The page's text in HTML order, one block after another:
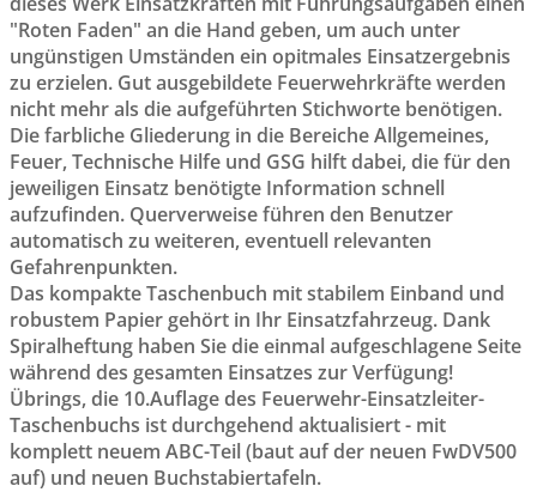
"Roten Faden" an die Hand geben, um auch unter
ungünstigen Umständen ein opitmales Einsatzergebnis
zu erzielen. Gut ausgebildete Feuerwehrkräfte werden
nicht mehr als die aufgeführten Stichworte benötigen.
Die farbliche Gliederung in die Bereiche Allgemeines,
Feuer, Technische Hilfe und GSG hilft dabei, die für den
jeweiligen Einsatz benötigte Information schnell
aufzufinden. Querverweise führen den Benutzer
automatisch zu weiteren, eventuell relevanten
Gefahrenpunkten.
Das kompakte Taschenbuch mit stabilem Einband und
robustem Papier gehört in Ihr Einsatzfahrzeug. Dank
Spiralheftung haben Sie die einmal aufgeschlagene Seite
während des gesamten Einsatzes zur Verfügung!
Übrings, die 10.Auflage des Feuerwehr-Einsatzleiter-
Taschenbuchs ist durchgehend aktualisiert - mit
komplett neuem ABC-Teil (baut auf der neuen FwDV500
auf) und neuen Buchstabiertafeln.